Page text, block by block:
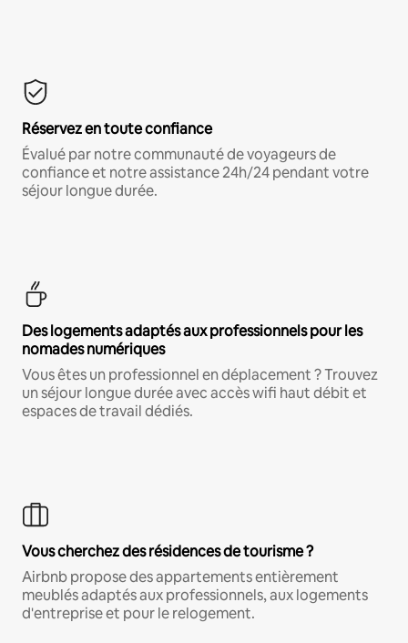
Réservez en toute confiance
Évalué par notre communauté de voyageurs de
confiance et notre assistance 24h/24 pendant votre
séjour longue durée.
Des logements adaptés aux professionnels pour les
nomades numériques
Vous êtes un professionnel en déplacement ? Trouvez
un séjour longue durée avec accès wifi haut débit et
espaces de travail dédiés.
Vous cherchez des résidences de tourisme ?
Airbnb propose des appartements entièrement
meublés adaptés aux professionnels, aux logements
d'entreprise et pour le relogement.